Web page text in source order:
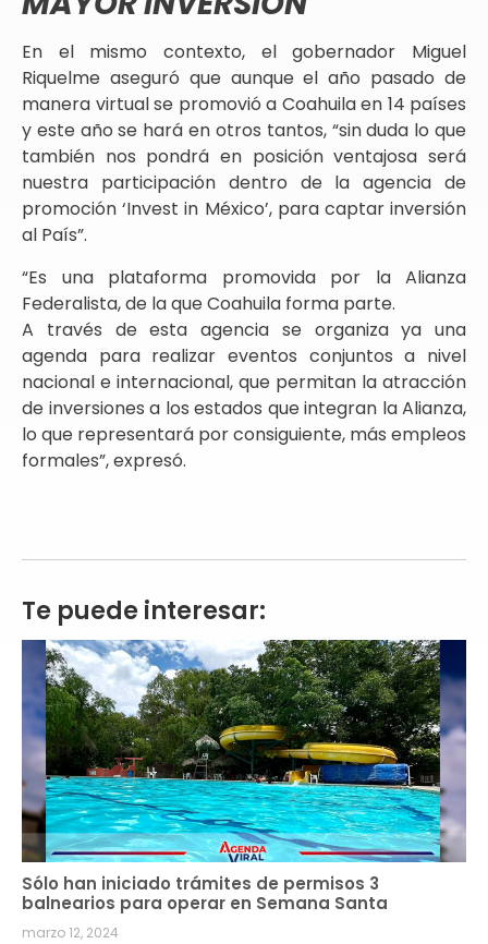
En el mismo contexto, el gobernador Miguel
Riquelme aseguró que aunque el año pasado de
manera virtual se promovió a Coahuila en 14 países
y este año se hará en otros tantos, “sin duda lo que
también nos pondrá en posición ventajosa será
nuestra participación dentro de la agencia de
promoción ‘Invest in México’, para captar inversión
al País”.
“Es una plataforma promovida por la Alianza
Federalista, de la que Coahuila forma parte.
A través de esta agencia se organiza ya una
agenda para realizar eventos conjuntos a nivel
nacional e internacional, que permitan la atracción
de inversiones a los estados que integran la Alianza,
lo que representará por consiguiente, más empleos
formales”, expresó.
Te puede interesar:
Sólo han iniciado trámites de permisos 3
balnearios para operar en Semana Santa
marzo 12, 2024